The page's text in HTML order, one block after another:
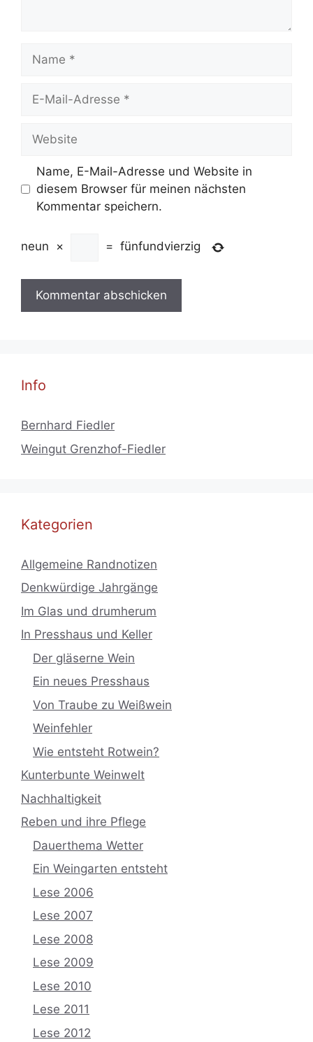
Name
Website
Name, E-Mail-Adresse und Website in
diesem Browser für meinen nächsten
Kommentar speichern.
neun × = fünfundvierzig
Info
Bernhard Fiedler
Weingut Grenzhof-Fiedler
Kategorien
Allgemeine Randnotizen
Denkwürdige Jahrgänge
Im Glas und drumherum
In Presshaus und Keller
Der gläserne Wein
Ein neues Presshaus
Von Traube zu Weißwein
Weinfehler
Wie entsteht Rotwein?
Kunterbunte Weinwelt
Nachhaltigkeit
Reben und ihre Pflege
Dauerthema Wetter
Ein Weingarten entsteht
Lese 2006
Lese 2007
Lese 2008
Lese 2009
Lese 2010
Lese 2011
Lese 2012